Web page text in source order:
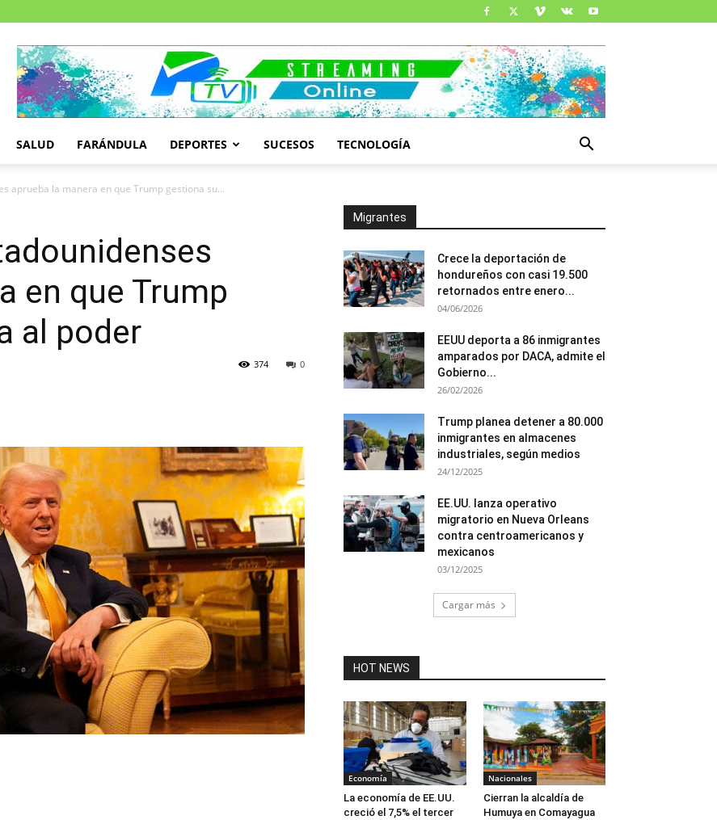
SALUD FARÁNDULA DEPORTES SUCESOS TECNOLOGÍA
aprueba la manera en que Trump gestiona su...
en que Trump
al poder
0
374
Migrantes
Crece la deportación de
hondureños con casi 19.500
retornados entre enero...
04/06/2026
EEUU deporta a 86 inmigrantes
amparados por DACA, admite el
Gobierno...
26/02/2026
Trump planea detener a 80.000
inmigrantes en almacenes
industriales, según medios
24/12/2025
EE.UU. lanza operativo
migratorio en Nueva Orleans
contra centroamericanos y
mexicanos
03/12/2025
Cargar más
HOT NEWS
Economía
La economía de EE.UU.
creció el 7,5% el tercer
Nacionales
Cierran la alcaldía de
Humuya en Comayagua